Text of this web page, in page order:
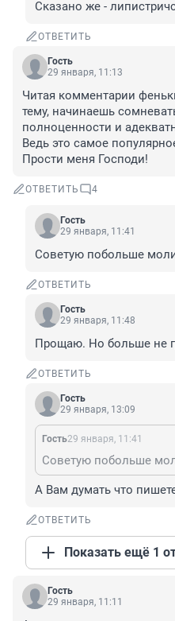
Сказано же -
ОТВЕТИТЬ
Гость
29 января, 11:13
Читая комментарии
тему, начинаешь
полноценности и
Ведь это самое
Прости меня Господи!
ОТВЕТИТЬ 4
Гость
29 января, 11:41
Советую побольше
ОТВЕТИТЬ
Гость
29 января, 11:48
Прощаю. Но больше не
ОТВЕТИТЬ
Гость
29 января, 13:09
Гость29 января, 11:41
Советую побольше
А Вам думать что
ОТВЕТИТЬ
Показать ещё 1
Гость
29 января, 11:11